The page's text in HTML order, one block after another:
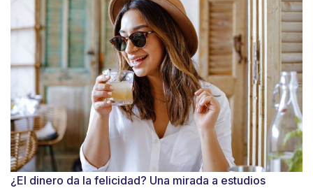
¿El dinero da la felicidad? Una mirada a estudios